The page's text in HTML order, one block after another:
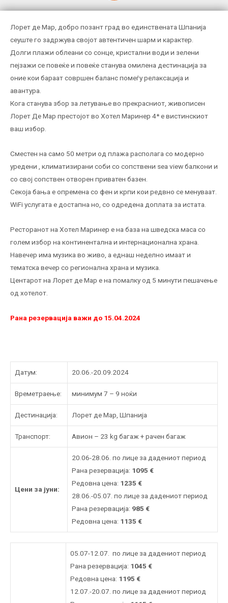
Лорет де Мар, добро позант град во единствената Шпанија
сеуште го задржува својот автентичен шарм и карактер.
Долги плажи облеани со сонце, кристални води и зелени
пејзажи се повеќе и повеќе станува омилена дестинација за
оние кои бараат совршен баланс помеѓу релаксација и
авантура.
Кога станува збор за летување во прекрасниот, живописен
Лорет Де Мар престојот во Хотел Маринер 4* е вистинскиот
ваш избор.
Сместен на само 50 метри од плажа располага со модерно
уредени , климатизирани соби со сопствени sea view балкони и
со свој сопствен отворен приватен базен.
Секоја бања е опремена со фен и крпи кои редвно се менуваат.
WiFi услугата е достапна но, со одредена доплата за истата.
Ресторанот на Хотел Маринер е на база на шведска маса со
голем избор на континентална и интернационална храна.
Навечер има музика во живо, а еднаш неделно имаат и
тематска вечер со регионална храна и музика.
Центарот на Лорет де Мар е на помалку од 5 минути пешачење
од хотелот.
Рана резервација важи до 15.04.2024
Датум: 20.06.-20.09.2024
Времетраење: минимум 7 – 9 ноќи
Дестинација: Лорет де Мар, Шпанија
Транспорт: Авион – 23 kg багаж + рачен багаж
Цени за јуни:
20.06-28.06. по лице за дадениот период
Рана резервација: 1095 €
Редовна цена: 1235 €
28.06.-05.07. по лице за дадениот период
Рана резервација: 985 €
Редовна цена: 1135 €
05.07-12.07. по лице за дадениот период
Рана резервација: 1045 €
Редовна цена: 1195 €
12.07.-20.07. по лице за дадениот период